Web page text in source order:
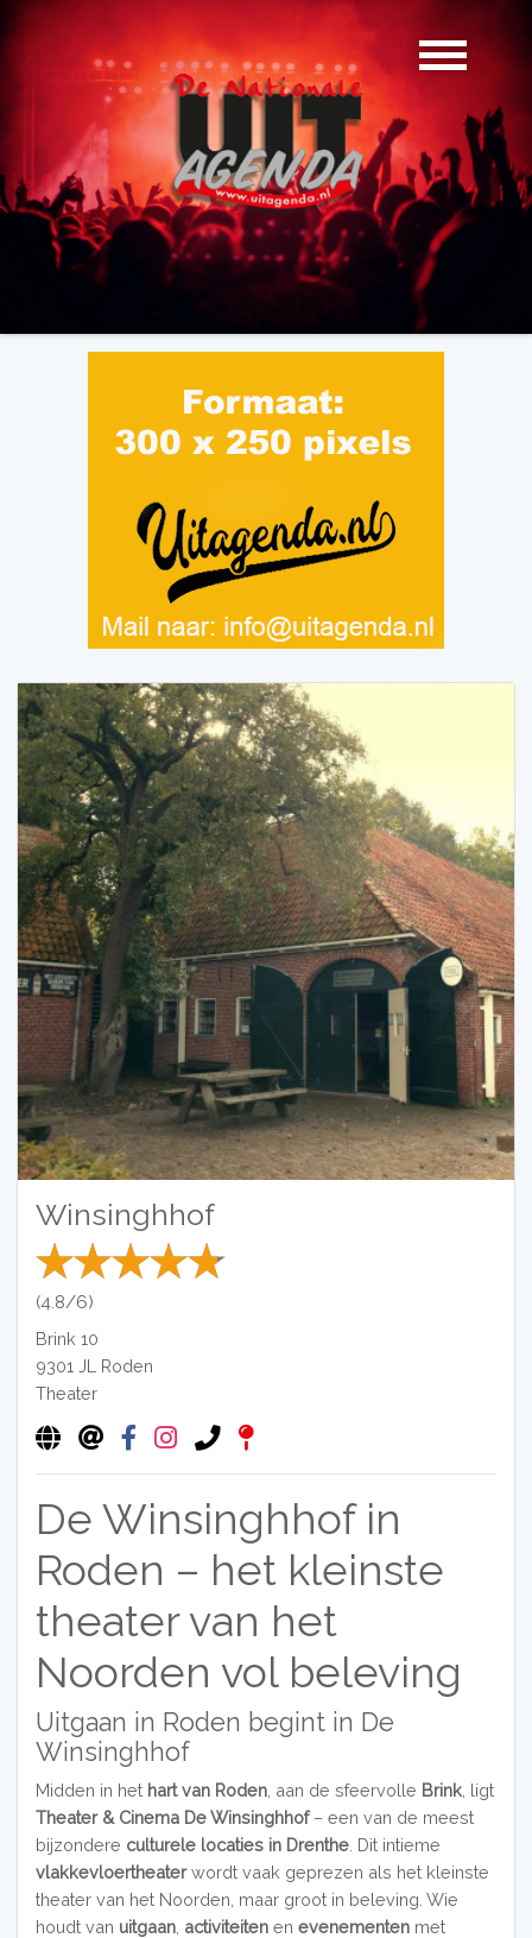
Winsinghhof
(4.8/6)
Brink 10
9301 JL Roden
Theater
De Winsinghhof in
Roden – het kleinste
theater van het
Noorden vol beleving
Uitgaan in Roden begint in De
Winsinghhof
Midden in het hart van Roden, aan de sfeervolle Brink, ligt
Theater & Cinema De Winsinghhof– een van de meest
bijzondere culturele locaties in Drenthe. Dit intieme
vlakkevloertheaterwordt vaak geprezen als het kleinste
theater van het Noorden, maar groot in beleving. Wie
houdt van uitgaan, activiteiten en evenementenmet